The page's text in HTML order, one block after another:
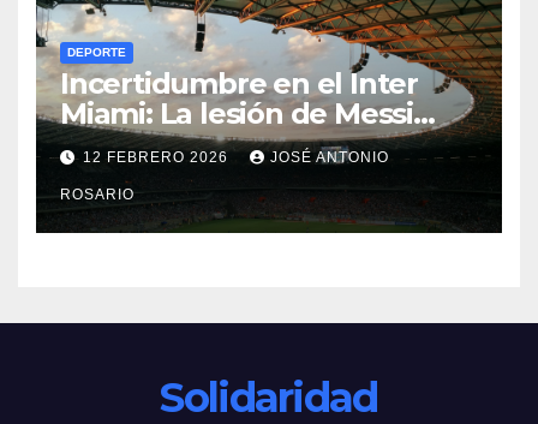
DEPORTE
Incertidumbre en el Inter
Miami: La lesión de Messi
ensombrece el debut
goleador de Berterame
12 FEBRERO 2026 JOSÉ ANTONIO
ROSARIO
Solidaridad